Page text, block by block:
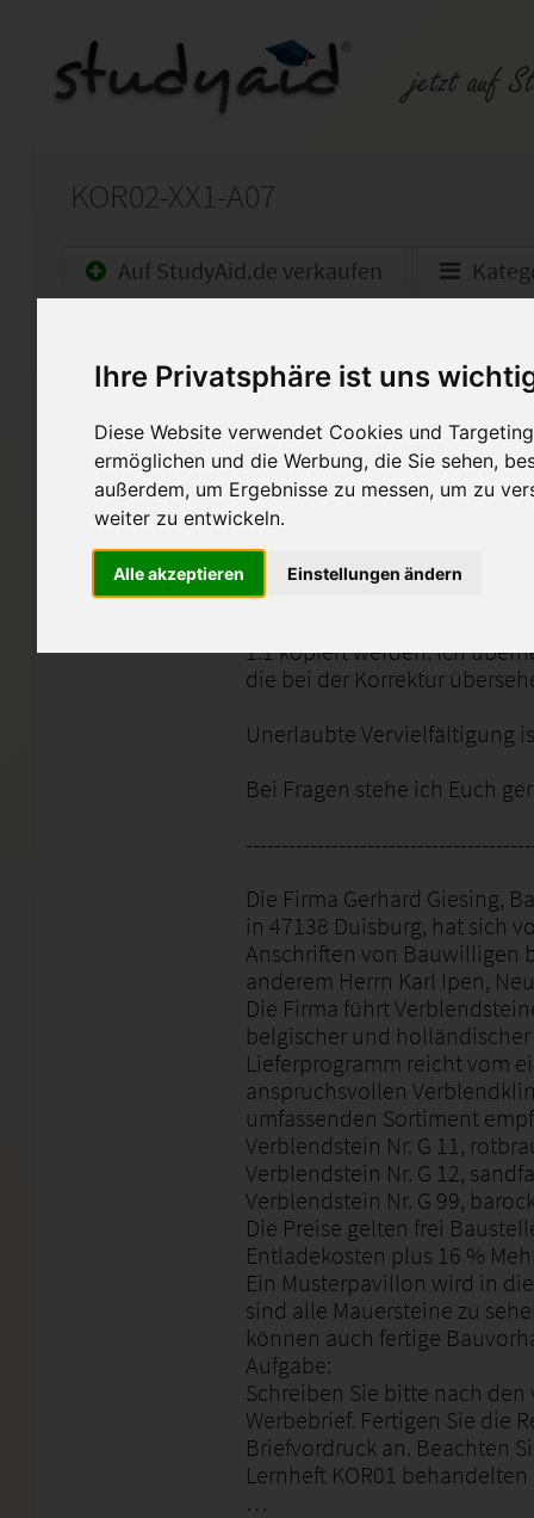
Ihre Privatsphäre ist uns
Diese Website verwendet Cookies und
ermöglichen und die Werbung, die Sie sehen,
außerdem, um Ergebnisse zu messen, um zu
weiter zu entwickeln.
Alle akzeptieren Einstellungen ändern
KOR02-XX1-A07
Auf StudyAid.de verkaufen
Ich stelle hier meine
Verfügung. Hierbei handelt
von KOR02-XX1-A07. Die
korrigiert und enthalten
Diese Arbeiten sollen euch
1:1 kopiert werden. Ich
die bei der Korrektur
Unerlaubte Vervielfältigung
Bei Fragen stehe ich Euch
Die Firma Gerhard Giesing,
in 47138 Duisburg, hat sich
Anschriften von Bauwilligen
anderem Herrn Karl Ipen,
Die Firma führt
belgischer und holländischer
Lieferprogramm reicht vom
anspruchsvollen
umfassenden Sortiment
Verblendstein Nr. G 11,
Verblendstein Nr. G 12,
Verblendstein Nr. G 99,
Die Preise gelten frei
Entladekosten plus 16 %
Ein Musterpavillon wird in
sind alle Mauersteine zu
können auch fertige
Aufgabe:
Schreiben Sie bitte nach
Werbebrief. Fertigen Sie die
Briefvordruck an. Beachten
Lernheft KOR01
…